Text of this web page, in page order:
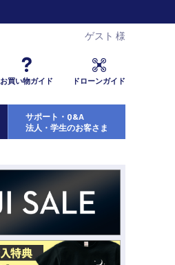
ゲスト 様
お買い物ガイド ドローンガイド
サポート・Q&A
法人・学生のお客さま